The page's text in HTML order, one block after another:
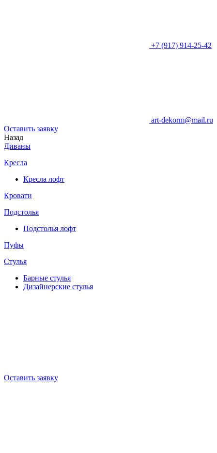
+7 (917) 914-25-42
art-dekorm@mail.ru
Оставить заявку
Назад
Диваны
Кресла
Кресла лофт
Кровати
Подстолья
Подстолья лофт
Пуфы
Стулья
Барные cтулья
Дизайнерские cтулья
Оставить заявку